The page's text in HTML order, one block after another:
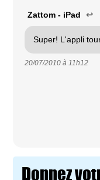
Zattom - iPad ↩
Super! L'appli
20/07/2010 à 11h12
Donnez